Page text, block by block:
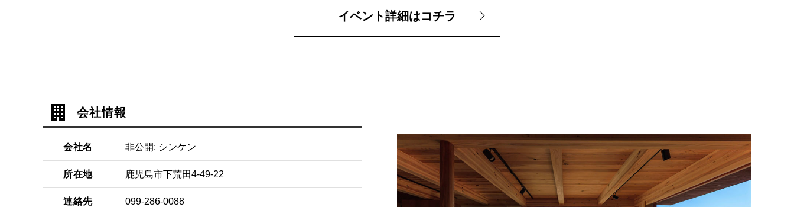
イベント詳細はコチラ
会社情報
会社名 非公開: シンケン
所在地 鹿児島市下荒田4-49-22
連絡先 099-286-0088